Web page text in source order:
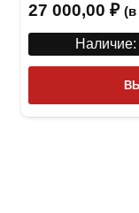
27 000,00 ₽ (в
Наличие: